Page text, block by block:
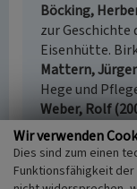
Böcking,
zur Geschichte
Eisenhütte.
Mattern,
Hege und
Weber, Rolf
1350-2000.
Wir verwenden
Dies sind zum einen
Funktionsfähigkeit